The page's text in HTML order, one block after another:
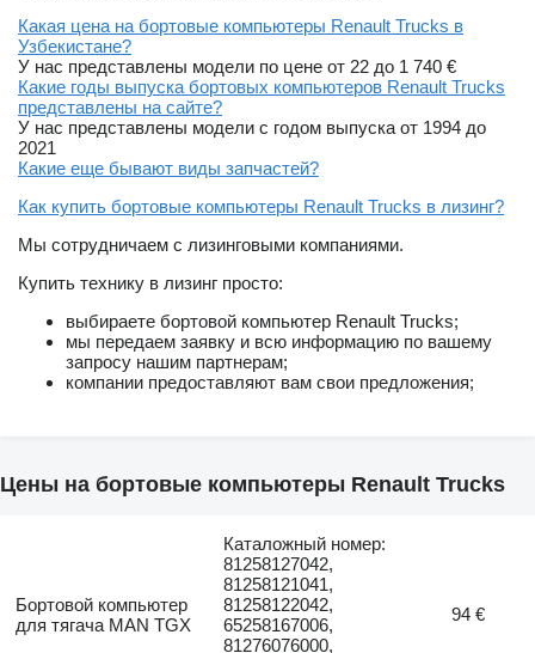
Какая цена на бортовые компьютеры Renault Trucks в
Узбекистане?
У нас представлены модели по цене от 22 до 1 740 €
Какие годы выпуска бортовых компьютеров Renault Trucks
представлены на сайте?
У нас представлены модели с годом выпуска от 1994 до
2021
Какие еще бывают виды запчастей?
Как купить бортовые компьютеры Renault Trucks в лизинг?
Мы сотрудничаем с лизинговыми компаниями.
Купить технику в лизинг просто:
выбираете бортовой компьютер Renault Trucks;
мы передаем заявку и всю информацию по вашему
запросу нашим партнерам;
компании предоставляют вам свои предложения;
Цены на бортовые компьютеры Renault Trucks
Бортовой компьютер
для тягача MAN TGX
Каталожный номер:
81258127042,
81258121041,
81258122042,
65258167006,
81276076000,
94 €